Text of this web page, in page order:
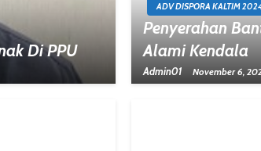
Di PPU
ADV DISPORA KALTIM
Penyerahan
Alami Kendala
Admin01 November 6,